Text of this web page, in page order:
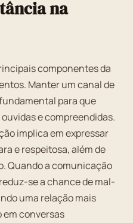
na
componentes da
Manter um canal de
para que
e compreendidas.
implica em expressar
e respeitosa, além de
Quando a comunicação
se a chance de mal-
uma relação mais
em conversas